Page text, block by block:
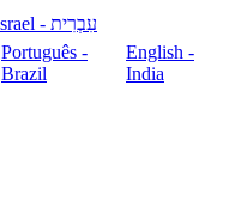
עִבְרִית - Israel
Português -
Brazil
English -
India